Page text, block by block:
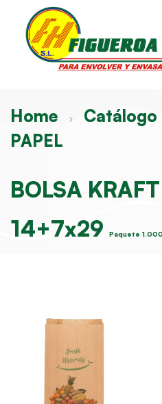
Home Catálogo
PAPEL
BOLSA
14+7x29
Paquete